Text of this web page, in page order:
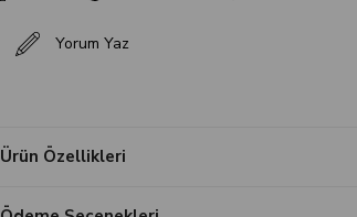
Yorum Yaz
Ürün Özellikleri